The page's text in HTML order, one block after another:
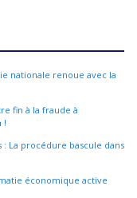
nationale renoue avec la
fin à la fraude à
!
La procédure bascule dans
économique active